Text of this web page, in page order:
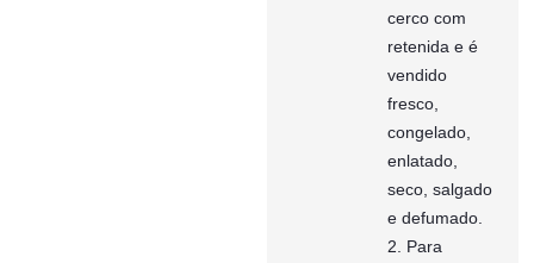
cerco com
retenida e é
vendido
fresco,
congelado,
enlatado,
seco, salgado
e defumado.
2. Para